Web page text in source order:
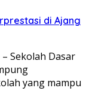
di Ajang
– Sekolah Dasar
yang mampu